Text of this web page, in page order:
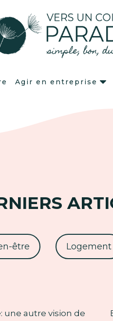
Agir en entreprise
être Logement
une autre vision de